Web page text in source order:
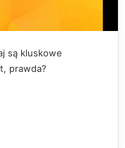
są kluskowe
prawda?